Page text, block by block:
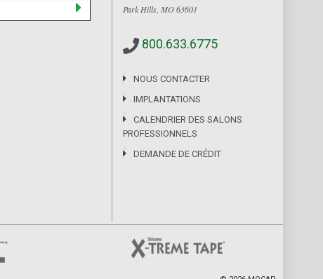
Park Hills, MO 63601
800.633.6775
NOUS CONTACTER
IMPLANTATIONS
CALENDRIER DES SALONS
PROFESSIONNELS
DEMANDE DE CRÉDIT